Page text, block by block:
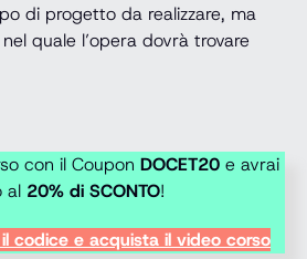
di progetto da realizzare, ma
quale l’opera dovrà trovare
con il Coupon DOCET20e avrai
al 20% di SCONTO!
codice e acquista il video corso